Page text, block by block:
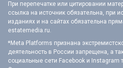
При перепечатке или цитировании
ссылка на источник обязательна, при
изданиях и на сайтах обязательна
estatemedia.ru.
*Meta Platforms признана
деятельность в России запрещена, а
социальные сети Facebook и Instagram